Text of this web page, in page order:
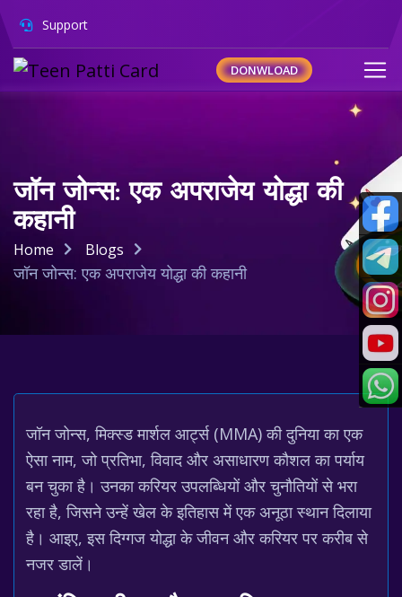
Support
DONWLOAD
जॉन जोन्स: एक अपराजेय योद्धा की
कहानी
Home Blogs
जॉन जोन्स: एक अपराजेय योद्धा की कहानी
जॉन जोन्स, मिक्स्ड मार्शल आर्ट्स (MMA) की दुनिया का एक
ऐसा नाम, जो प्रतिभा, विवाद और असाधारण कौशल का पर्याय
बन चुका है। उनका करियर उपलब्धियों और चुनौतियों से भरा
रहा है, जिसने उन्हें खेल के इतिहास में एक अनूठा स्थान दिलाया
है। आइए, इस दिग्गज योद्धा के जीवन और करियर पर करीब से
नजर डालें।